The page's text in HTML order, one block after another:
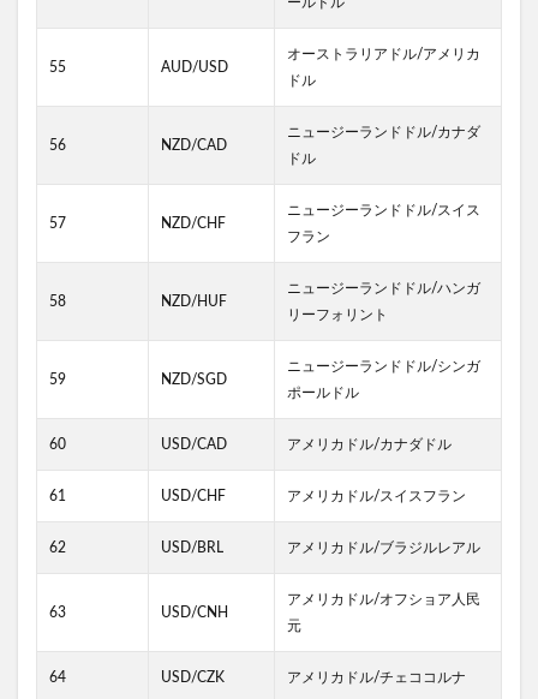
55 AUD/USD
オーストラリアドル/アメリカ
ドル
56 NZD/CAD
ニュージーランドドル/カナダ
ドル
57 NZD/CHF
ニュージーランドドル/スイス
フラン
58 NZD/HUF
ニュージーランドドル/ハンガ
リーフォリント
59 NZD/SGD
ニュージーランドドル/シンガ
ポールドル
60 USD/CAD アメリカドル/カナダドル
61 USD/CHF アメリカドル/スイスフラン
62 USD/BRL アメリカドル/ブラジルレアル
63 USD/CNH
アメリカドル/オフショア人民
元
64 USD/CZK アメリカドル/チェココルナ